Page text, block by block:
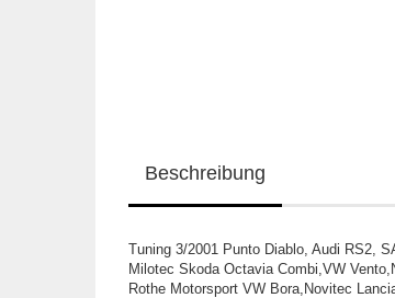
Beschreibung
Tuning 3/2001 Punto Diablo, Audi RS2,
Milotec Skoda Octavia Combi,VW
Rothe Motorsport VW Bora,Novitec